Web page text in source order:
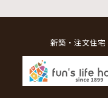
新築・注文住宅